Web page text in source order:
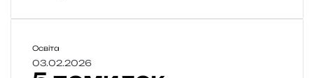
и
м
і
д
л
5
п
Освіта
03.02.2026